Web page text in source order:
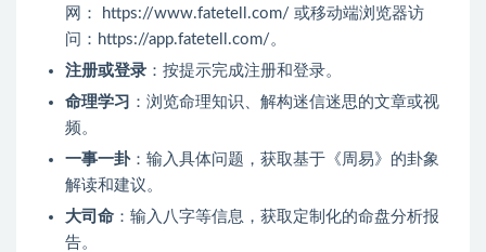
网： https://www.fatetell.com/ 或移动端浏览器访
问：https://app.fatetell.com/。
注册或登录 ：按提示完成注册和登录。
命理学习 ：浏览命理知识、解构迷信迷思的文章或视
频。
一事一卦：输入具体问题，获取基于《周易》的卦象
解读和建议。
大司命 ：输入八字等信息，获取定制化的命盘分析报
告。